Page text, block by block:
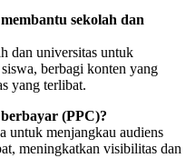
sekolah dan
dan universitas untuk
berbagi konten yang
yang terlibat.
(PPC)?
untuk menjangkau audiens
meningkatkan visibilitas dan